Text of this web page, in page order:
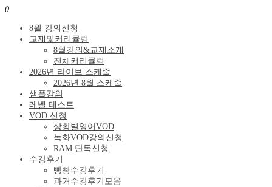
0
8월 강의신청
교재및커리큘럼
8월강의&교재소개
전체커리큘럼
2026년 라이브 스케줄
2026년 8월 스케줄
샘플강의
레벨 테스트
VOD 신청
상황별영어VOD
녹화VOD강의신청
RAM 단독신청
수강후기
빵빵수강후기
과거수강후기모음